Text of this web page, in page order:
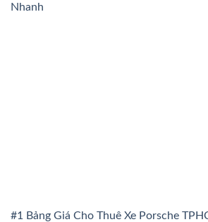
Nhanh
#1 Bảng Giá Cho Thuê Xe Porsche